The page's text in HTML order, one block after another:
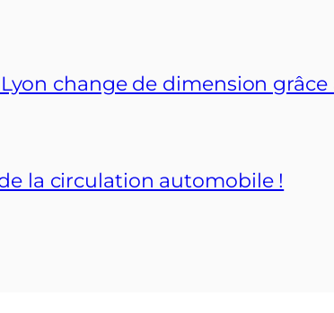
change de dimension grâce
la circulation automobile !